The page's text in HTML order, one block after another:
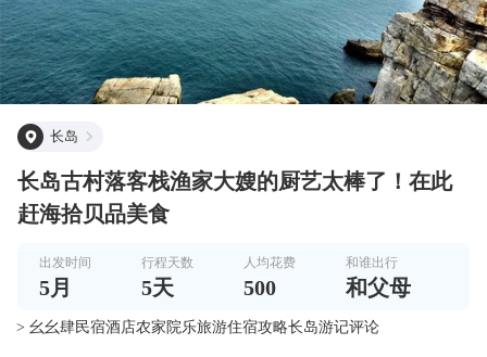
长岛
长岛古村落客栈渔家大嫂的厨艺太棒了！在此
赶海拾贝品美食
出发时间
5月
行程天数
5天
人均花费
500
和谁出行
和父母
> 幺幺肆民宿酒店农家院乐旅游住宿攻略长岛游记评论